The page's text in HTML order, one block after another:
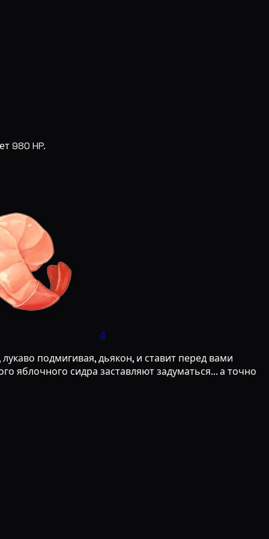
980 HP.
4
подмигивая, дьякон, и ставит перед вами
яблочного сидра заставляют задуматься... а точно